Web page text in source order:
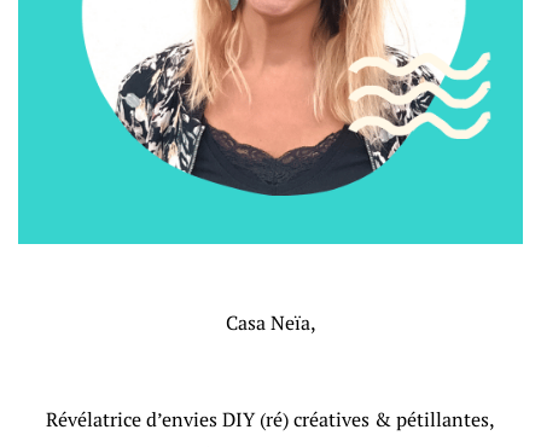
Casa Neïa,
Révélatrice d’envies DIY (ré) créatives & pétillantes,